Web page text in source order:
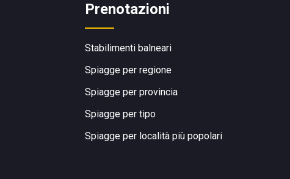
Prenotazioni
Stabilimenti balneari
Spiagge per regione
Spiagge per provincia
Spiagge per tipo
Spiagge per località più popolari